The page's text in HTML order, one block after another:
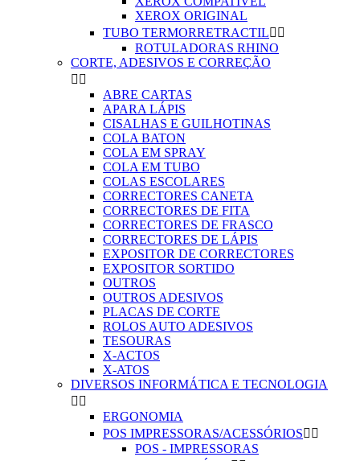
XEROX ORIGINAL
TUBO TERMORRETRACTIL 
ROTULADORAS RHINO
CORTE, ADESIVOS E CORREÇÃO
 
ABRE CARTAS
APARA LÁPIS
CISALHAS E GUILHOTINAS
COLA BATON
COLA EM SPRAY
COLA EM TUBO
COLAS ESCOLARES
CORRECTORES CANETA
CORRECTORES DE FITA
CORRECTORES DE FRASCO
CORRECTORES DE LÁPIS
EXPOSITOR DE CORRECTORES
EXPOSITOR SORTIDO
OUTROS
OUTROS ADESIVOS
PLACAS DE CORTE
ROLOS AUTO ADESIVOS
TESOURAS
X-ACTOS
X-ATOS
DIVERSOS INFORMÁTICA E TECNOLOGIA
 
ERGONOMIA
POS IMPRESSORAS/ACESSÓRIOS 
POS - IMPRESSORAS